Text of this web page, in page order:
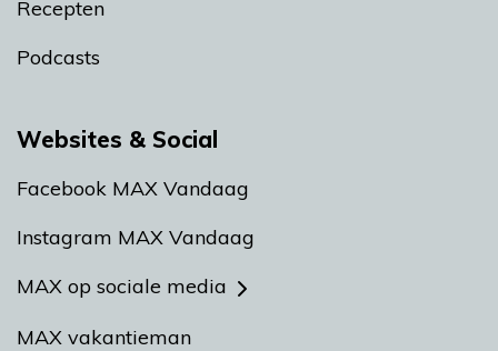
Recepten
Podcasts
Websites & Social
Facebook MAX Vandaag
Instagram MAX Vandaag
MAX op sociale media
MAX vakantieman